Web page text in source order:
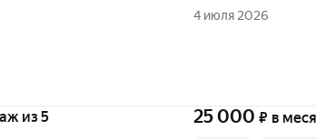
4 июля 2026
из 5 25 000 ₽ в